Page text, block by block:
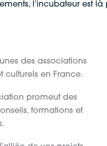
l’incubateur est
des associations
culturels en France.
promeut des
formations et